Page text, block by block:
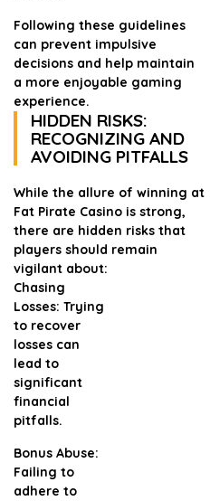
Following these guidelines
can prevent impulsive
decisions and help maintain
a more enjoyable gaming
experience.
HIDDEN RISKS:
RECOGNIZING AND
AVOIDING PITFALLS
While the allure of winning at
Fat Pirate Casino is strong,
there are hidden risks that
players should remain
vigilant about:
Chasing
Losses: Trying
to recover
losses can
lead to
significant
financial
pitfalls.
Bonus Abuse:
Failing to
adhere to